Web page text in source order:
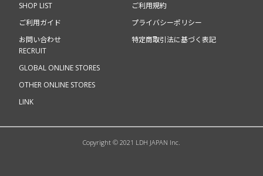
SHOP LIST
ご利用ガイド
お問い合わせ
ご利用規約
プライバシーポリシー
特定商取引法に基づく表記
RECRUIT
GLOBAL ONLINE STORES
OTHER ONLINE STORES
LINK
Copyright © 2021 LDH JAPAN Inc.